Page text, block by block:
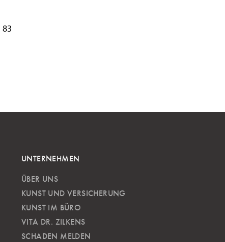
83
UNTERNEHMEN
ÜBER UNS
KUNST UND VERSICHERUNG
KUNST IM BÜRO
VITA DR. ZILKENS
SCHADEN MELDEN